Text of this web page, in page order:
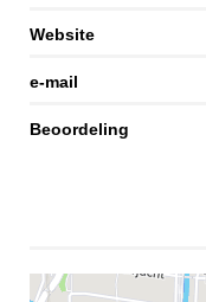
Website
e-mail
Beoordeling